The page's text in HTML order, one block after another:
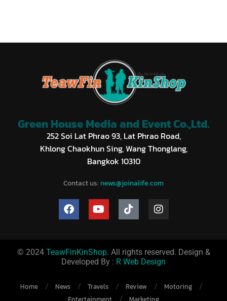
Green House Media and Event Co.,Ltd.
252 Soi Lat Phrao 93, Lat Phrao Road,
Khlong Chaokhun Sing, Wang Thonglang,
Bangkok 10310
Contact us: news@joinalife.com
© 2024 TeawFinKinShop. All rights reserved. Design &
Developed By : R Web Design
Home News Travels Review
Motoring